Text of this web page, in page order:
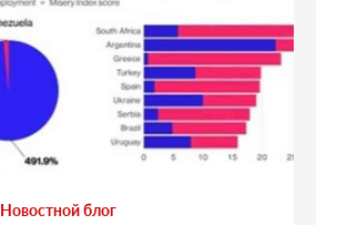
Новостной блог